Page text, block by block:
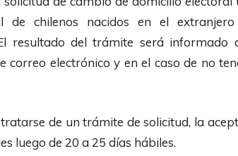
de chilenos nacidos en el
resultado del trámite será informado
correo electrónico y en el caso de no
de un trámite de solicitud, la
luego de 20 a 25 días hábiles.